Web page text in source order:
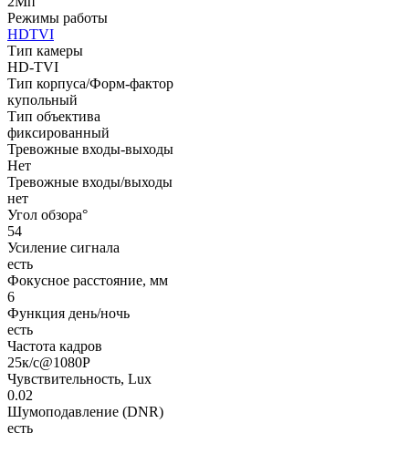
Режимы работы
HDTVI
Тип камеры
HD-TVI
Тип корпуса/Форм-фактор
купольный
Тип объектива
фиксированный
Тревожные входы-выходы
Нет
Тревожные входы/выходы
нет
Угол обзора°
54
Усиление сигнала
есть
Фокусное расстояние, мм
6
Функция день/ночь
есть
Частота кадров
25к/с@1080P
Чувствительность, Lux
0.02
Шумоподавление (DNR)
есть